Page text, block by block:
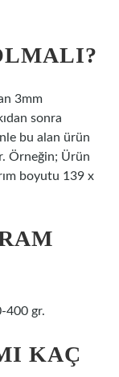
3mm
sonra
bu alan ürün
Örneğin; Ürün
boyutu 139 x
400 gr.
KAÇ